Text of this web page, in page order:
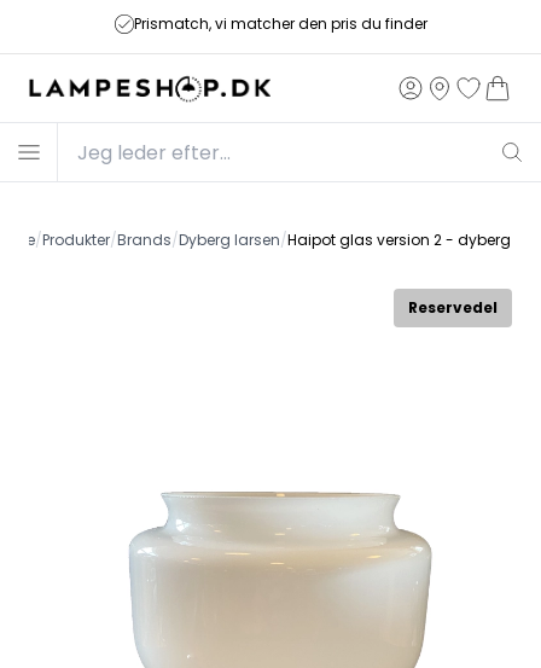
Prismatch, vi matcher den pris du finder
/Produkter/Brands/Dyberg larsen/Haipot glas version 2 - dyberg
Reservedel